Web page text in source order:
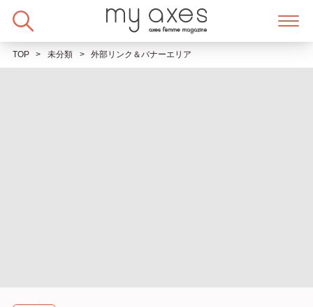
TOP 未分類 外部リンク＆バナーエリア